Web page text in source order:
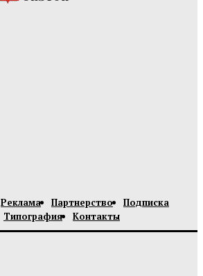
Реклама Партнерство
Подписка
Типография
Контакты